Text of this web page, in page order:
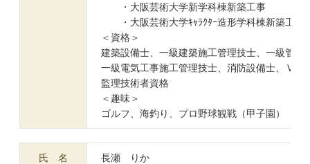
・大阪芸術大学新学科棟新築工事
・大阪芸術大学ｷｬﾗｸﾀｰ造形学科棟新築工事
＜資格＞
建築設備士、一級建築施工管理技士、一級管工
一級電気工事施工管理技士、消防設備士、ＶＥ
監理技術者資格
＜趣味＞
ゴルフ、海釣り、プロ野球観戦（甲子園）
氏 名 長瀬 りか